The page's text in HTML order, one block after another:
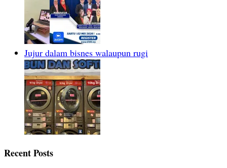
Jujur dalam bisnes walaupun rugi
Recent Posts